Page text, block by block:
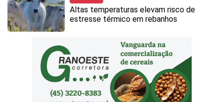
Altas temperaturas elevam risco de
estresse térmico em rebanhos